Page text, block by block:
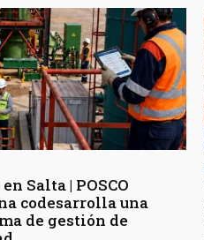
Salta | POSCO
codesarrolla una
de gestión de